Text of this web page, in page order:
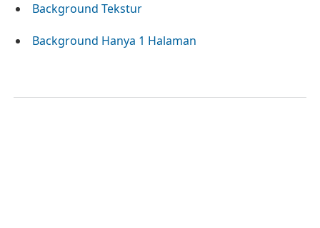
Background Tekstur
Background Hanya 1 Halaman